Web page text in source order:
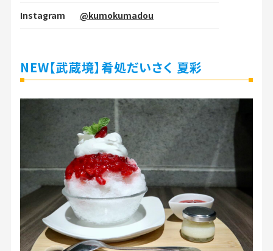
Instagram @kumokumadou
NEW【武蔵境】肴処だいさく 夏彩